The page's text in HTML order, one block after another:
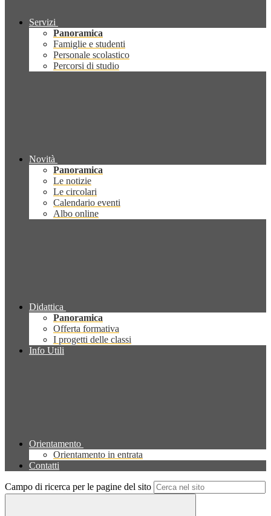
Servizi
Panoramica
Famiglie e studenti
Personale scolastico
Percorsi di studio
Novità
Panoramica
Le notizie
Le circolari
Calendario eventi
Albo online
Didattica
Panoramica
Offerta formativa
I progetti delle classi
Info Utili
Orientamento
Orientamento in entrata
Contatti
Campo di ricerca per le pagine del sito